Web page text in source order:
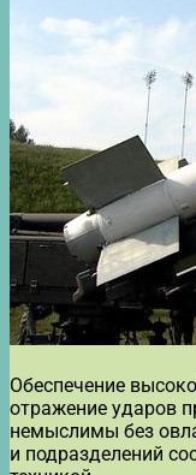
Обеспечение
отражение ударов
немыслимы без
и подразделений